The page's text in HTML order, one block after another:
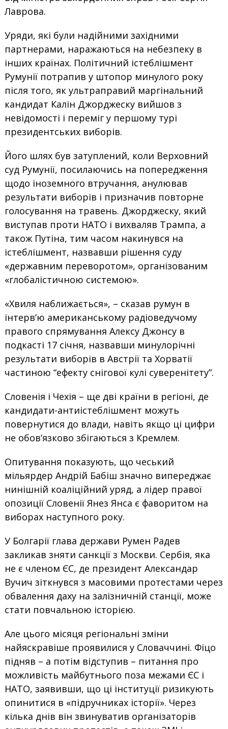
Лаврова.
Уряди, які були надійними західними
партнерами, наражаються на небезпеку в
інших країнах. Політичний істеблішмент
Румунії потрапив у штопор минулого року
після того, як ультраправий маргінальний
кандидат Калін Джорджеску вийшов з
невідомості і переміг у першому турі
президентських виборів.
Його шлях був затуплений, коли Верховний
суд Румунії, посилаючись на попередження
щодо іноземного втручання, анулював
результати виборів і призначив повторне
голосування на травень. Джорджеску, який
виступав проти НАТО і вихваляв Трампа, а
також Путіна, тим часом накинувся на
істеблішмент, назвавши рішення суду
«державним переворотом», організованим
«глобалістичною системою».
«Хвиля наближається», – сказав румун в
інтерв’ю американському радіоведучому
правого спрямування Алексу Джонсу в
подкасті 17 січня, назвавши минулорічні
результати виборів в Австрії та Хорватії
частиною “ефекту снігової кулі суверенітету”.
Словенія і Чехія – ще дві країни в регіоні, де
кандидати-антиістеблішмент можуть
повернутися до влади, навіть якщо ці цифри
не обов’язково збігаються з Кремлем.
Опитування показують, що чеський
мільярдер Андрій Бабіш значно випереджає
нинішній коаліційний уряд, а лідер правої
опозиції Словенії Янез Янса є фаворитом на
виборах наступного року.
У Болгарії глава держави Румен Радев
закликав зняти санкції з Москви. Сербія, яка
не є членом ЄС, де президент Александар
Вучич зіткнувся з масовими протестами через
обвалення даху на залізничній станції, може
стати повчальною історією.
Але цього місяця регіональні зміни
найяскравіше проявилися у Словаччині. Фіцо
підняв – а потім відступив – питання про
можливість майбутнього поза межами ЄС і
НАТО, заявивши, що ці інституції ризикують
опинитися в «підручниках історії». Через
кілька днів він звинуватив організаторів